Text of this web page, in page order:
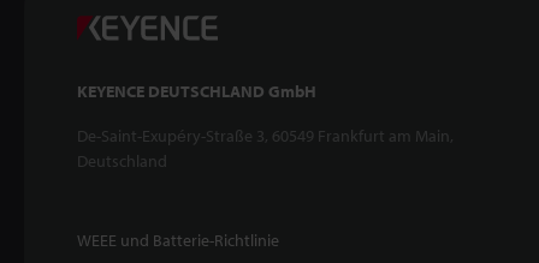
KEYENCE DEUTSCHLAND GmbH
De-Saint-Exupéry-Straße 3, 60549 Frankfurt am Main,
Deutschland
WEEE und Batterie-Richtlinie